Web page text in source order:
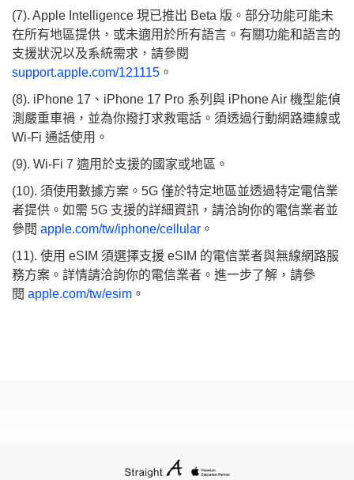
(7). Apple Intelligence 現已推出 Beta 版。部分功能可能未
在所有地區提供，或未適用於所有語言。有關功能和語言的
支援狀況以及系統需求，請參閱
support.apple.com/121115 。
(8). iPhone 17、iPhone 17 Pro 系列與 iPhone Air 機型能偵
測嚴重車禍，並為你撥打求救電話。須透過行動網路連線或
Wi-Fi 通話使用。
(9). Wi‑Fi 7 適用於支援的國家或地區。
(10). 須使用數據方案。5G 僅於特定地區並透過特定電信業
者提供。如需 5G 支援的詳細資訊，請洽詢你的電信業者並
參閱 apple.com/tw/iphone/cellular 。
(11). 使用 eSIM 須選擇支援 eSIM 的電信業者與無線網路服
務方案。詳情請洽詢你的電信業者。進一步了解，請參
閱 apple.com/tw/esim 。